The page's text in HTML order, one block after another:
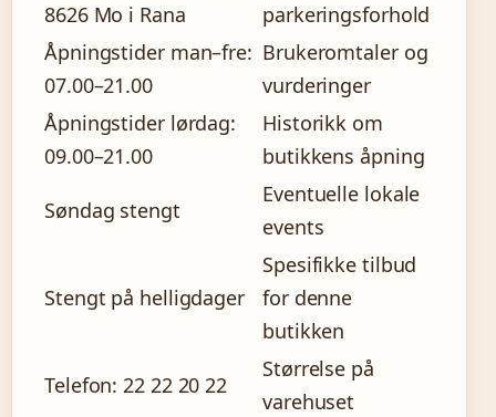
8626 Mo i Rana
parkeringsforhold
Åpningstider man–fre:
07.00–21.00
Brukeromtaler og
vurderinger
Åpningstider lørdag:
09.00–21.00
Historikk om
butikkens åpning
Søndag stengt
Eventuelle lokale
events
Stengt på helligdager
Spesifikke tilbud
for denne
butikken
Telefon: 22 22 20 22
Størrelse på
varehuset